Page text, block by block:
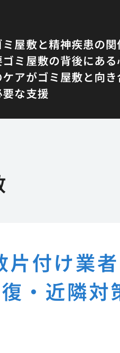
ミ屋敷と精神疾患の
ゴミ屋敷の背後にあ
アがゴミ屋敷と向
な支援
片付け業
・近隣対